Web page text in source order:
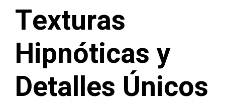
Texturas
Hipnóticas y
Detalles Únicos